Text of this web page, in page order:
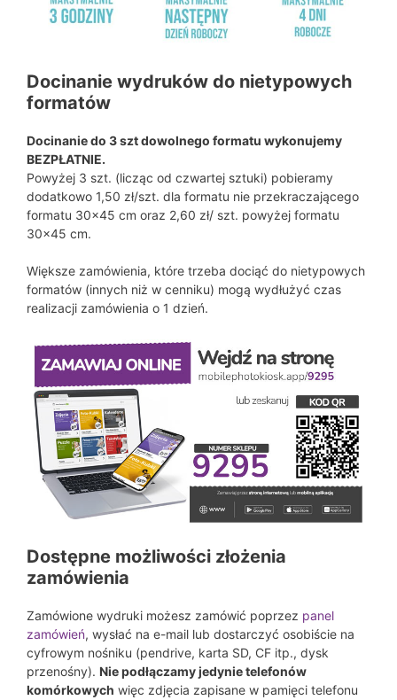
Docinanie wydruków do nietypowych
formatów
Docinanie do 3 szt dowolnego formatu wykonujemy
BEZPŁATNIE.
Powyżej 3 szt. (licząc od czwartej sztuki) pobieramy
dodatkowo 1,50 zł/szt. dla formatu nie przekraczającego
formatu 30×45 cm oraz 2,60 zł/ szt. powyżej formatu
30×45 cm.
Większe zamówienia, które trzeba dociąć do nietypowych
formatów (innych niż w cenniku) mogą wydłużyć czas
realizacji zamówienia o 1 dzień.
Dostępne możliwości złożenia
zamówienia
Zamówione wydruki możesz zamówić poprzez panel
zamówień, wysłać na e-mail lub dostarczyć osobiście na
cyfrowym nośniku (pendrive, karta SD, CF itp., dysk
przenośny). Nie podłączamy jedynie telefonów
komórkowych więc zdjęcia zapisane w pamięci telefonu